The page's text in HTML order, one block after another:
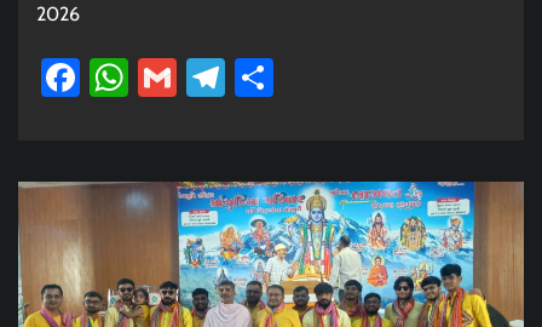
2026
Facebook
WhatsApp
GmailTelegram